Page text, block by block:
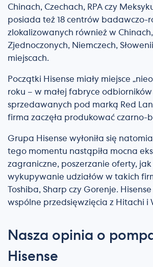
Chinach, Czechach, RPA czy
posiada też 18 centrów badawczo-
zlokalizowanych również w
Zjednoczonych, Niemczech,
miejscach.
Początki Hisense miały miejsce
roku – w małej fabryce
sprzedawanych pod marką Red
firma zaczęła produkować czarno-
Grupa Hisense wyłoniła się
tego momentu nastąpiła mocna
zagraniczne, poszerzanie oferty,
wykupywanie udziałów w takich
Toshiba, Sharp czy Gorenje.
wspólne przedsięwzięcia z Hitachi i
Nasza opinia o
Hisense